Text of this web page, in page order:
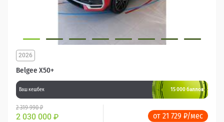
Belgee X50+
2026
Ваш кешбек 15 000 баллов
2 319 990 ₽
2 030 000 ₽ от 21 729 ₽/мес